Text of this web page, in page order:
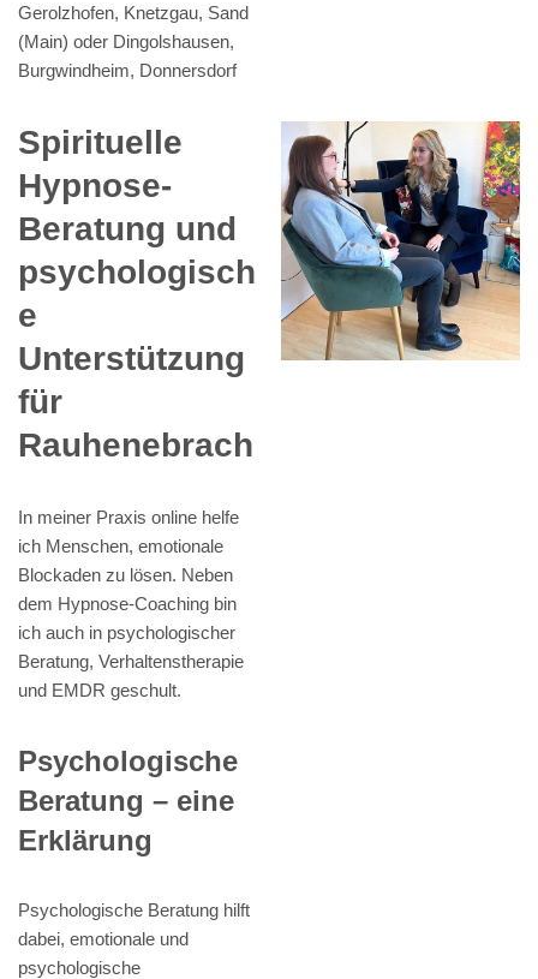
Gerolzhofen, Knetzgau, Sand
(Main) oder Dingolshausen,
Burgwindheim, Donnersdorf
Spirituelle
Hypnose-
Beratung und
psychologisch
e
Unterstützung
für
Rauhenebrach
In meiner Praxis online helfe
ich Menschen, emotionale
Blockaden zu lösen. Neben
dem Hypnose-Coaching bin
ich auch in psychologischer
Beratung, Verhaltenstherapie
und EMDR geschult.
Psychologische
Beratung – eine
Erklärung
Psychologische Beratung hilft
dabei, emotionale und
psychologische